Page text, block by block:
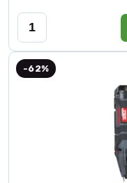
-62%